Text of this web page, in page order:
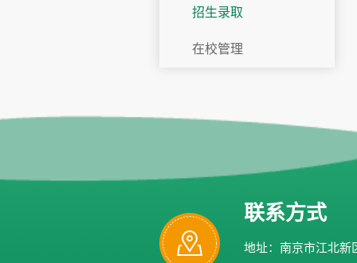
招生录取
在校管理
联系方式
地址：南京市江北新